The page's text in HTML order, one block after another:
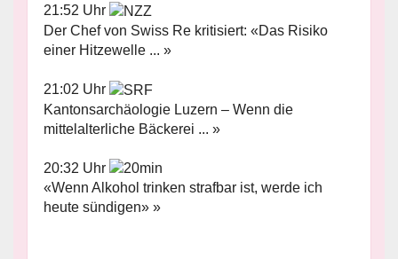
21:52 Uhr
Der Chef von Swiss Re kritisiert: «Das Risiko
einer Hitzewelle ... »
21:02 Uhr
Kantonsarchäologie Luzern – Wenn die
mittelalterliche Bäckerei ... »
20:32 Uhr
«Wenn Alkohol trinken strafbar ist, werde ich
heute sündigen» »